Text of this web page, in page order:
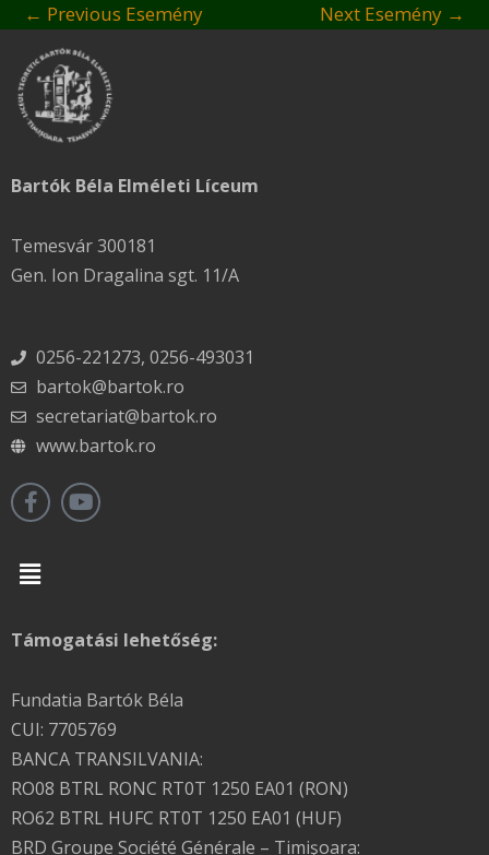
← Previous Esemény Next Esemény →
Bartók Béla Elméleti Líceum
Temesvár 300181
Gen. Ion Dragalina sgt. 11/A
0256-221273, 0256-493031
bartok@bartok.ro
secretariat@bartok.ro
www.bartok.ro
Menu
Támogatási lehetőség:
Fundatia Bartók Béla
CUI: 7705769
BANCA TRANSILVANIA:
RO08 BTRL RONC RT0T 1250 EA01 (RON)
RO62 BTRL HUFC RT0T 1250 EA01 (HUF)
BRD Groupe Société Générale – Timişoara: